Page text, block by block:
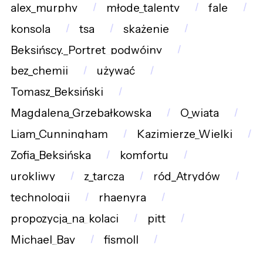
alex_murphy
młode_talenty
fale
konsola
tsa
skażenie
Beksińscy._Portret_podwójny
bez_chemii
używać
Tomasz_Beksiński
Magdalena_Grzebałkowska
O_wiata
Liam_Cunningham
Kazimierze_Wielki
Zofia_Beksińska
komfortu
urokliwy
z_tarczą
ród_Atrydów
technologii
rhaenyra
propozycja_na_kolacj
pitt
Michael_Bay
fismoll